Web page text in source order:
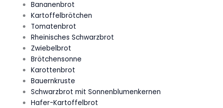
Bananenbrot
Kartoffelbrötchen
Tomatenbrot
Rheinisches Schwarzbrot
Zwiebelbrot
Brötchensonne
Karottenbrot
Bauernkruste
Schwarzbrot mit Sonnenblumenkernen
Hafer-Kartoffelbrot